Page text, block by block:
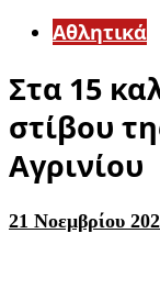
Αθλητικά
Στα 15
στίβου
Αγρινίου
21 Νοεμβρίου